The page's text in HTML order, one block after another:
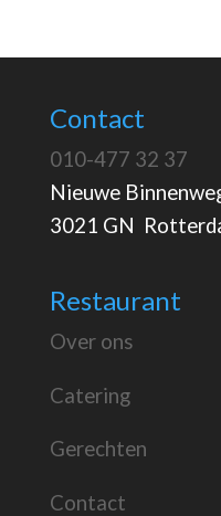
Contact
010-477 32 37
Nieuwe
3021 GN
Restaurant
Over ons
Catering
Gerechten
Contact